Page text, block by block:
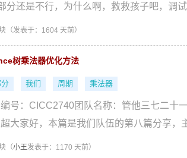
分还是不行，为什么啊，救救孩子吧，调
（发表于：1604 天前）
树乘法器优化方法
我们 周期 乘法器
号：CICC2740团队名称：管他三七二十
大家好，本篇是我们队伍的第八篇分享，
（小王发表于：1170 天前）